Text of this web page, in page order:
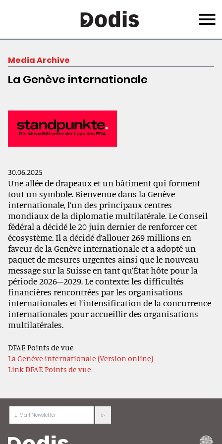
content
Menu
Media Archive
La Genève internationale
30.06.2025
Une allée de drapeaux et un bâtiment qui forment
tout un symbole. Bienvenue dans la Genève
internationale, l’un des principaux centres
mondiaux de la diplomatie multilatérale. Le Conseil
fédéral a décidé le 20 juin dernier de renforcer cet
écosystème. Il a décidé d’allouer 269 millions en
faveur de la Genève internationale et a adopté un
paquet de mesures urgentes ainsi que le nouveau
message sur la Suisse en tant qu’État hôte pour la
période 2026–2029. Le contexte: les difficultés
financières rencontrées par les organisations
internationales et l’intensification de la concurrence
internationales pour accueillir des organisations
multilatérales.
DFAE Points de vue
La Genève internationale (Version online)
Link DFAE Points de vue